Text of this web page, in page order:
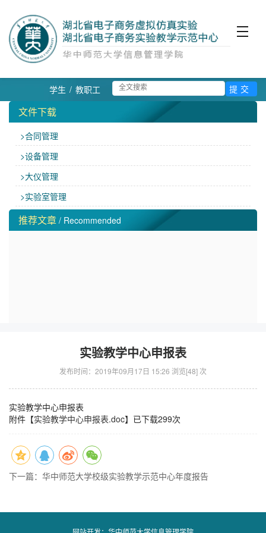
学生 / 教职工
文件下载
>合同管理
>设备管理
>大仪管理
>实验室管理
推荐文章 / Recommended
实验教学中心申报表
发布时间：2019年09月17日 15:26 浏览[48] 次
实验教学中心申报表
附件【实验教学中心申报表.doc】已下载299次
下一篇：华中师范大学校级实验教学示范中心年度报告